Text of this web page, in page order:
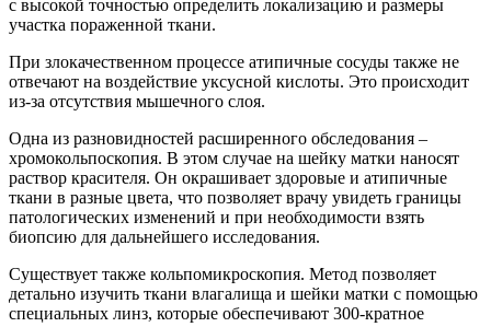
с высокой точностью определить локализацию и размеры
участка пораженной ткани.
При злокачественном процессе атипичные сосуды также не
отвечают на воздействие уксусной кислоты. Это происходит
из-за отсутствия мышечного слоя.
Одна из разновидностей расширенного обследования –
хромокольпоскопия. В этом случае на шейку матки наносят
раствор красителя. Он окрашивает здоровые и атипичные
ткани в разные цвета, что позволяет врачу увидеть границы
патологических изменений и при необходимости взять
биопсию для дальнейшего исследования.
Существует также кольпомикроскопия. Метод позволяет
детально изучить ткани влагалища и шейки матки с помощью
специальных линз, которые обеспечивают 300-кратное